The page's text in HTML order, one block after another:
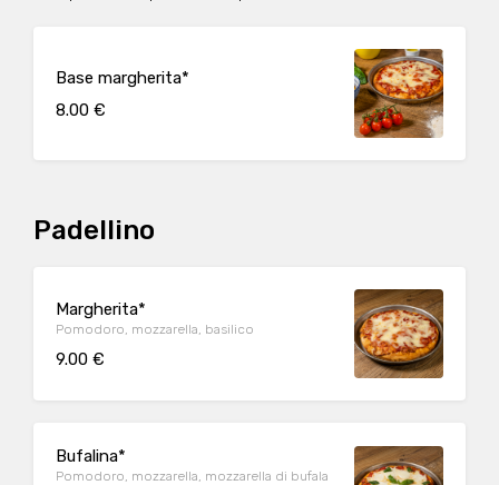
Base margherita*
8.00 €
Padellino
Margherita*
Pomodoro, mozzarella, basilico
9.00 €
Bufalina*
Pomodoro, mozzarella, mozzarella di bufala